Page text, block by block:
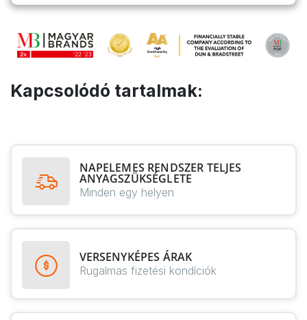
Kapcsolódó tartalmak:
NAPELEMES RENDSZER TELJES
ANYAGSZÜKSÉGLETE
Minden egy helyen
VERSENYKÉPES ÁRAK
Rugalmas fizetési kondíciók